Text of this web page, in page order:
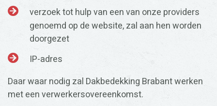
verzoek tot hulp van een van onze providers
genoemd op de website, zal aan hen worden
doorgezet
IP-adres
Daar waar nodig zal Dakbedekking Brabant werken
met een verwerkersovereenkomst.